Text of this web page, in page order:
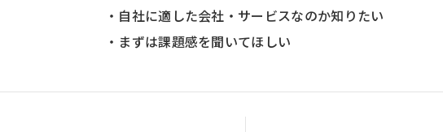
・自社に適した会社・サービスなのか知りたい
・まずは課題感を聞いてほしい